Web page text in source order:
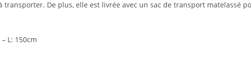
De plus, elle est livrée avec un sac de transport matelassé
L: 150cm